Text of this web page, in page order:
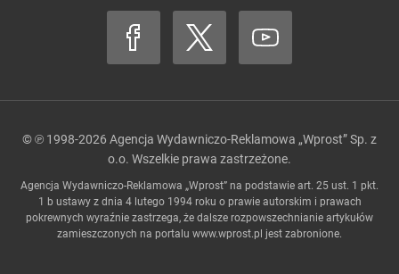
© ℗ 1998-2026 Agencja Wydawniczo-Reklamowa „Wprost” Sp. z
o.o. Wszelkie prawa zastrzeżone.
Agencja Wydawniczo-Reklamowa „Wprost” na podstawie art. 25 ust. 1 pkt.
1 b ustawy z dnia 4 lutego 1994 roku o prawie autorskim i prawach
pokrewnych wyraźnie zastrzega, że dalsze rozpowszechnianie artykułów
zamieszczonych na portalu www.wprost.pl jest zabronione.